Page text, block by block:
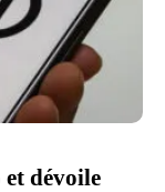
dévoile